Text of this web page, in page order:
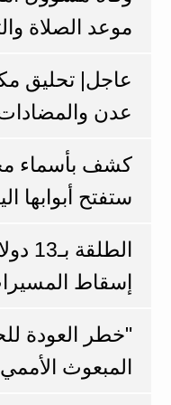
موعد الصلاة
عاجل| تحليق
عدن والمضادات
كشف بأسماء
ستفتح أبوابها
إسقاط
​"خطر العودة
المبعوث